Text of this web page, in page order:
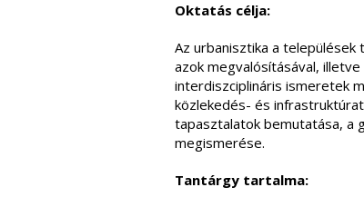
Oktatás célja:
Az urbanisztika a
azok megvalósításával,
interdiszciplináris ismeretek
közlekedés- és
tapasztalatok bemutatása, a
megismerése.
Tantárgy tartalma: